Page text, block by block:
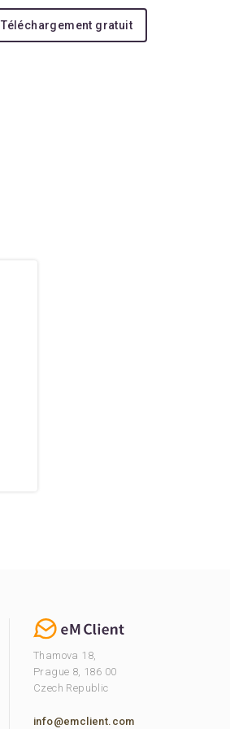
Téléchargement gratuit
Thamova 18,
Prague 8, 186 00
Czech Republic
info@emclient.com